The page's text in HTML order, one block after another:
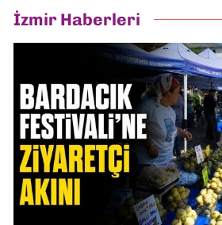
İzmir Haberleri